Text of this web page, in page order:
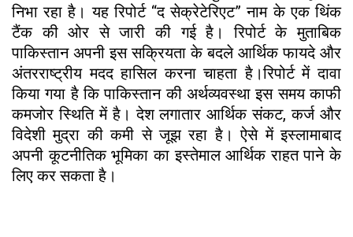
निभा रहा है। यह रिपोर्ट “द सेक्रेटेरिएट” नाम के एक थिंक
टैंक की ओर से जारी की गई है। रिपोर्ट के मुताबिक
पाकिस्तान अपनी इस सक्रियता के बदले आर्थिक फायदे और
अंतरराष्ट्रीय मदद हासिल करना चाहता है।रिपोर्ट में दावा
किया गया है कि पाकिस्तान की अर्थव्यवस्था इस समय काफी
कमजोर स्थिति में है। देश लगातार आर्थिक संकट, कर्ज और
विदेशी मुद्रा की कमी से जूझ रहा है। ऐसे में इस्लामाबाद
अपनी कूटनीतिक भूमिका का इस्तेमाल आर्थिक राहत पाने के
लिए कर सकता है।